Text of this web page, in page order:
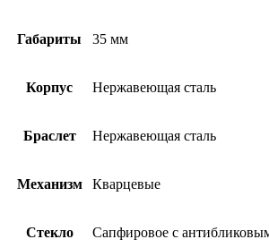
Габариты 35 мм
Корпус Hержавеющая сталь
Браслет Нержавеющая сталь
Механизм Кварцевые
Стекло Сапфировое с